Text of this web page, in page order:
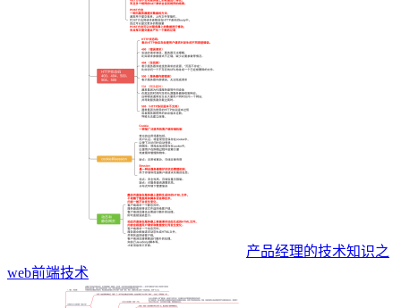
产品经理的技术知识之
web前端技术